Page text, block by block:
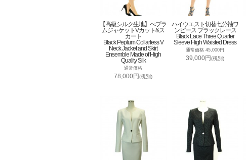
【高級シルク生地】ぺプラ
ムジャケットVカット&ス
カート
Black Peplum Collarless V
Neck Jacket and Skirt
Ensemble Made of High
Quality Silk
通常価格
78,000円(税別)
ハイウエスト切替七分袖ワ
ンピース ブラックレース
Black Lace Three Quarter
Sleeve High Waisted Dress
通常価格 45,000円
39,000円(税別)